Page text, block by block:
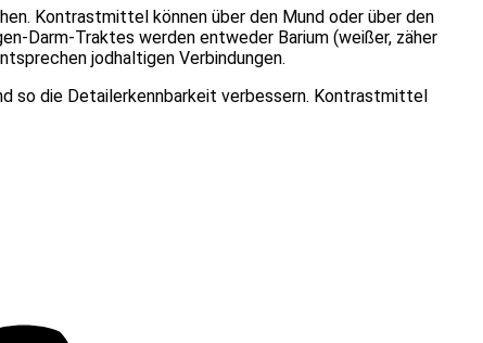
Kontrastmittel können über den Mund oder über den
Darm-Traktes werden entweder Barium (weißer, zäher
jodhaltigen Verbindungen.
so die Detailerkennbarkeit verbessern. Kontrastmittel